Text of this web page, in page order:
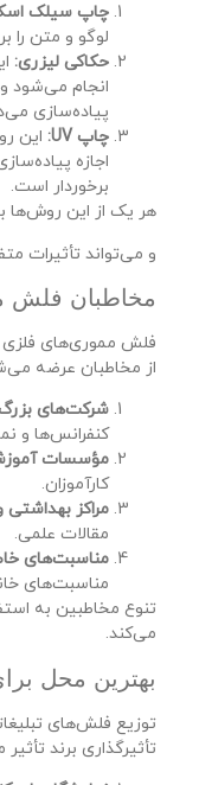
چاپ سیلک
لوگو و متن را
حکاکی لیزری:
انجام می‌شود
پیاده‌سازی
چاپ UV:
این
اجازه
برخوردار است.
هر یک از این روش‌ها
و می‌تواند تأثیرات
مخاطبان فلش
فلش مموری‌های فلزی
از مخاطبان عرضه
شرکت‌های
کنفرانس‌ها و
مؤسسات
کارآموزان.
مراکز بهداشتی
مقالات علمی.
مناسبت‌های
مناسبت‌های
تنوع مخاطبین به
می‌کند.
بهترین محل
توزیع فلش‌های
تأثیرگذاری برند